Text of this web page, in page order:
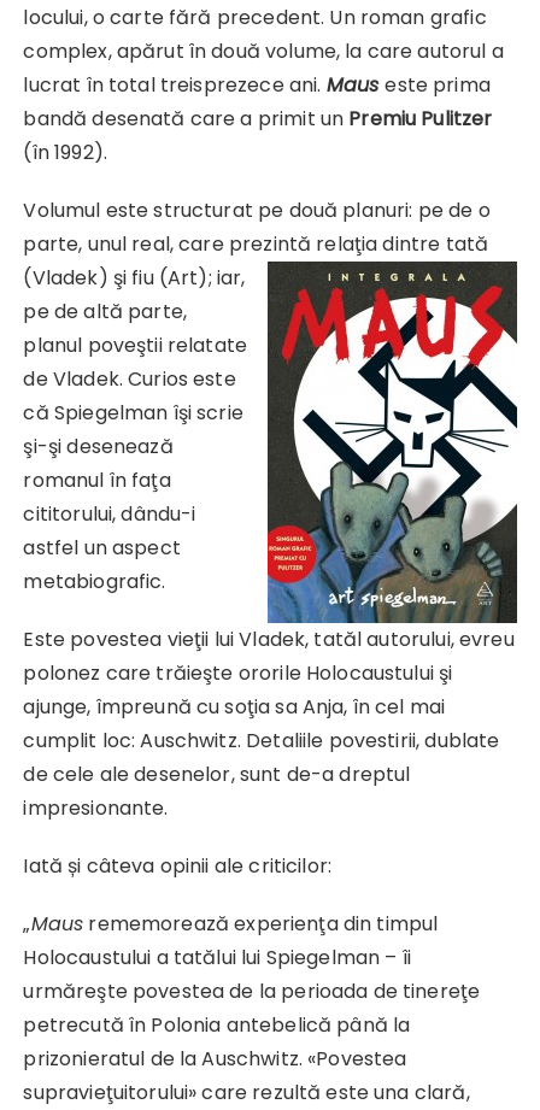
locului, o carte fără precedent. Un roman grafic
complex, apărut în două volume, la care autorul a
lucrat în total treisprezece ani. Maus este prima
bandă desenată care a primit un Premiu Pulitzer
(în 1992).
Volumul este structurat pe două planuri: pe de o
parte, unul real, care prezintă relaţia dintre tată
(Vladek) şi fiu (Art); iar,
pe de altă parte,
planul poveştii relatate
de Vladek. Curios este
că Spiegelman îşi scrie
şi-şi desenează
romanul în faţa
cititorului, dându-i
astfel un aspect
metabiografic.
Este povestea vieţii lui Vladek, tatăl autorului, evreu
polonez care trăieşte ororile Holocaustului şi
ajunge, împreună cu soţia sa Anja, în cel mai
cumplit loc: Auschwitz. Detaliile povestirii, dublate
de cele ale desenelor, sunt de-a dreptul
impresionante.
Iată și câteva opinii ale criticilor:
„Maus rememorează experienţa din timpul
Holocaustului a tatălui lui Spiegelman – îi
urmăreşte povestea de la perioada de tinereţe
petrecută în Polonia antebelică până la
prizonieratul de la Auschwitz. «Povestea
supravieţuitorului» care rezultă este una clară,